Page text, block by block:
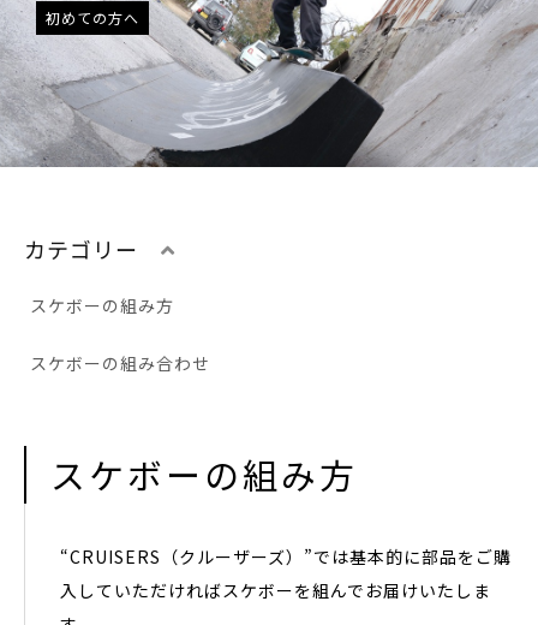
初めての方へ
カテゴリー
スケボーの組み方
スケボーの組み合わせ
スケボーの組み方
“CRUISERS（クルーザーズ）”では基本的に部品をご購
入していただければスケボーを組んでお届けいたしま